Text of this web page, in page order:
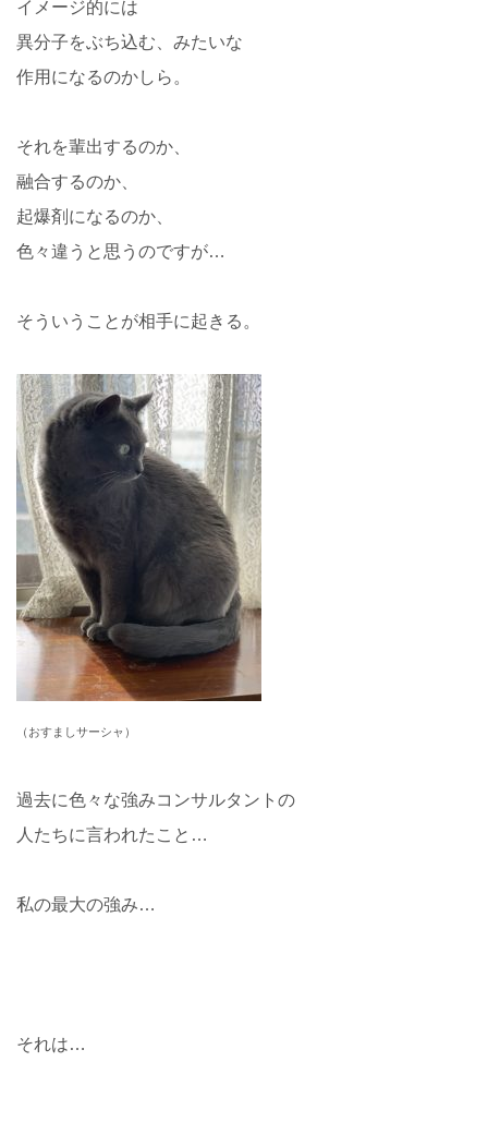
イメージ的には
異分子をぶち込む、みたいな
作用になるのかしら。
それを輩出するのか、
融合するのか、
起爆剤になるのか、
色々違うと思うのですが…
そういうことが相手に起きる。
（おすましサーシャ）
過去に色々な強みコンサルタントの
人たちに言われたこと…
私の最大の強み…
それは…